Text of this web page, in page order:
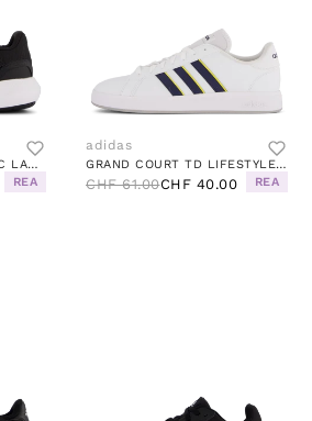
RUNFALCON 3.0 ELASTIC LACE TOP STRAP SHOES CORE BLACK / CLOUD WHITE / CORE BLACK
REA
adidas
GRAND COURT TD LIFESTYLE COURT CASUAL SHOES CLOUD WHITE / SHANAV / IMPYEL
CHF 61.00CHF 40.00 REA